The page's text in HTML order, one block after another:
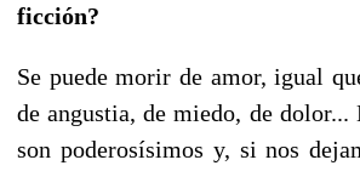
ficción?
Se puede morir de amor, igual
de angustia, de miedo, de dolor...
son poderosísimos y, si nos